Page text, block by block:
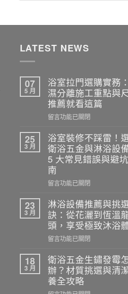
LATEST NEWS
07
5 月
浴室拉門選購實務
濕分離施工重點與
推薦就看這篇
在
室
拉
門
選
購
實
乾
濕
分
離
施
重
點
與
尺
留言功能已關閉
25
3 月
浴室裝修不踩雷！
衛浴五金與淋浴設
5 大常見錯誤與避
南
在
室
裝
修
不
踩
選
購
衛
留言功能已關閉
23
3 月
淋浴設備推薦與挑
訣：從花灑到恆溫
頭，享受極致沐浴
在
浴
設
備
推
留言功能已關閉
18
3 月
衛浴五金生鏽發霉
辦？材質挑選與清
養全攻略